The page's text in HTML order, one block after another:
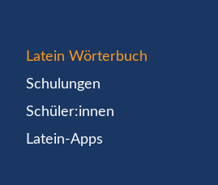
Latein Wörterbuch
Schulungen
Schüler:innen
Latein-Apps